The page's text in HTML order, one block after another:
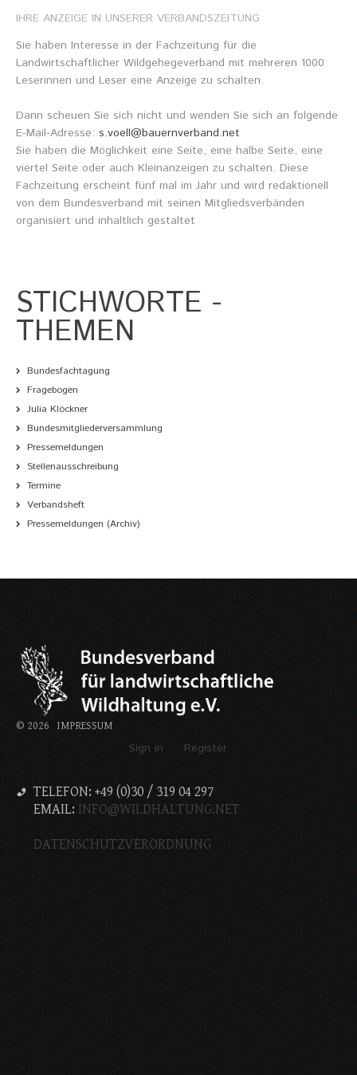
IHRE ANZEIGE IN UNSERER VERBANDSZEITUNG
Sie haben Interesse in der Fachzeitung für die
Landwirtschaftlicher Wildgehegeverband mit mehreren 1000
Leserinnen und Leser eine Anzeige zu schalten.
Dann scheuen Sie sich nicht und wenden Sie sich an folgende
E-Mail-Adresse: s.voell@bauernverband.net
Sie haben die Möglichkeit eine Seite, eine halbe Seite, eine
viertel Seite oder auch Kleinanzeigen zu schalten. Diese
Fachzeitung erscheint fünf mal im Jahr und wird redaktionell
von dem Bundesverband mit seinen Mitgliedsverbänden
organisiert und inhaltlich gestaltet
STICHWORTE -
THEMEN
Bundesfachtagung
Fragebogen
Julia Klöckner
Bundesmitgliederversammlung
Pressemeldungen
Stellenausschreibung
Termine
Verbandsheft
Pressemeldungen (Archiv)
© 2026 IMPRESSUM
Sign in Register
TELEFON: +49 (0)30 / 319 04 297
EMAIL: INFO@WILDHALTUNG.NET
DATENSCHUTZVERORDNUNG